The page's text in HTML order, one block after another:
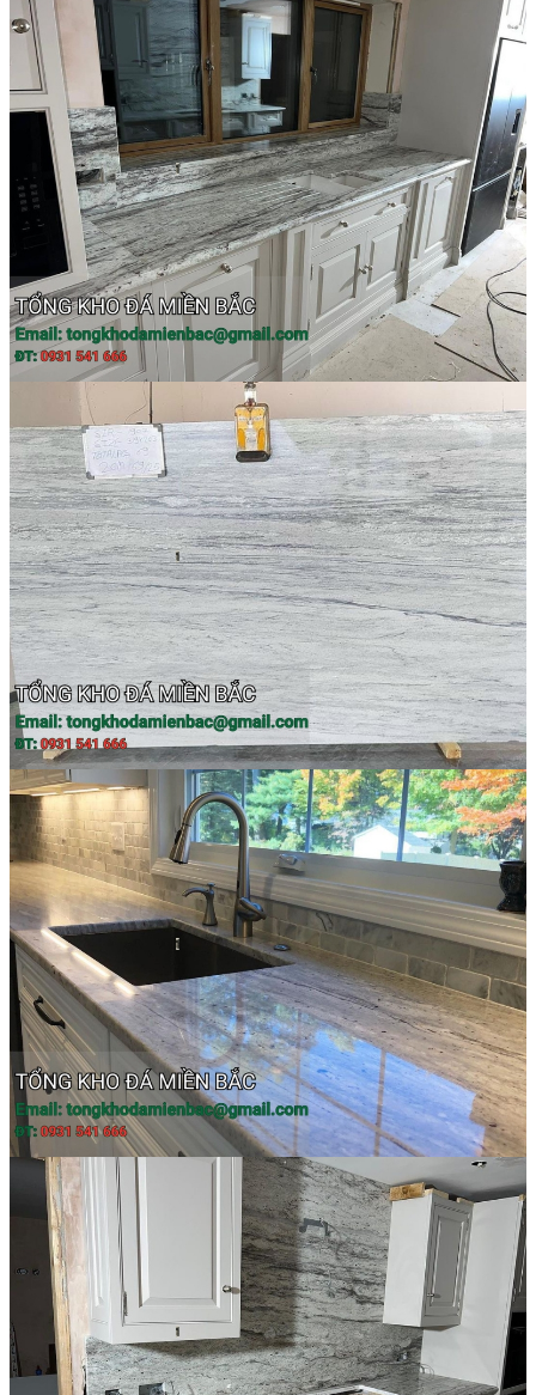
Đá Ốp Mộ
Đá Ốp Cột
Đá Ốp Thang Máy
Đá Ốp Bếp
Đá Ốp Bếp Tự Nhiên
Tranh đá
Tranh Đá Marble Đối Xứng
Tranh Đá Thạch Anh Đối Xứng
Tranh Đá Sơn Thủy Xuyên Sáng
Tranh Đá Granite Đối Xứng
Tranh Đá Xuyên Sáng Onyx
Đá Nội Thất
Chậu Lavabo Đá
Mặt Bàn Lavabo Đá
Đá Bàn Bếp Cao Cấp
Đá Ốp Bếp Tự Nhiên
Các Loại Đá Khác
Kính Màu Ốp Bếp
Mặt Hàng nhập khẩu Container
Vách Tivi ỐP Đá Cao Cấp
Đá Mosaic
Đá Limestone
Đá Onyx
Hoa Văn Đá
Đá Ốp Mặt Tiền
Đá Quartz Alpilus
Đá Alpilus Brazil
Đá tự nhiên
Đá Thạch Anh
Đá Nhân Tạo
Đá Lát Nền
Đá Cầu Thang